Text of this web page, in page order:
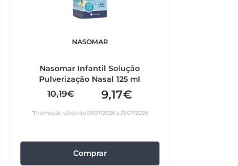
NASOMAR
Nasomar Infantil Solução
Pulverização Nasal 125 ml
10,19€ 9,17€
*Promoção válida de 01/07/2026 a 31/07/2026
Comprar